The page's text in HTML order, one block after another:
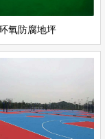
氧防腐地坪
场